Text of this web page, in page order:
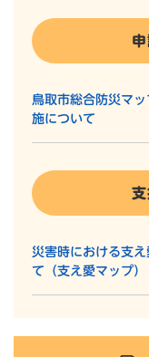
鳥取市総合防災マ
施について
災害時における支
て（支え愛マップ）